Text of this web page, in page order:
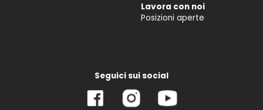
Lavora con noi
Posizioni aperte
Seguici sui social